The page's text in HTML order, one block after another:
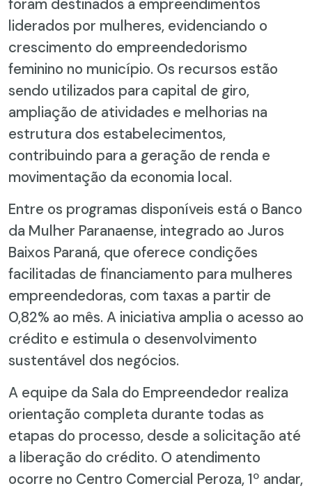
foram destinados a empreendimentos
liderados por mulheres, evidenciando o
crescimento do empreendedorismo
feminino no município. Os recursos estão
sendo utilizados para capital de giro,
ampliação de atividades e melhorias na
estrutura dos estabelecimentos,
contribuindo para a geração de renda e
movimentação da economia local.
Entre os programas disponíveis está o Banco
da Mulher Paranaense, integrado ao Juros
Baixos Paraná, que oferece condições
facilitadas de financiamento para mulheres
empreendedoras, com taxas a partir de
0,82% ao mês. A iniciativa amplia o acesso ao
crédito e estimula o desenvolvimento
sustentável dos negócios.
A equipe da Sala do Empreendedor realiza
orientação completa durante todas as
etapas do processo, desde a solicitação até
a liberação do crédito. O atendimento
ocorre no Centro Comercial Peroza, 1º andar,